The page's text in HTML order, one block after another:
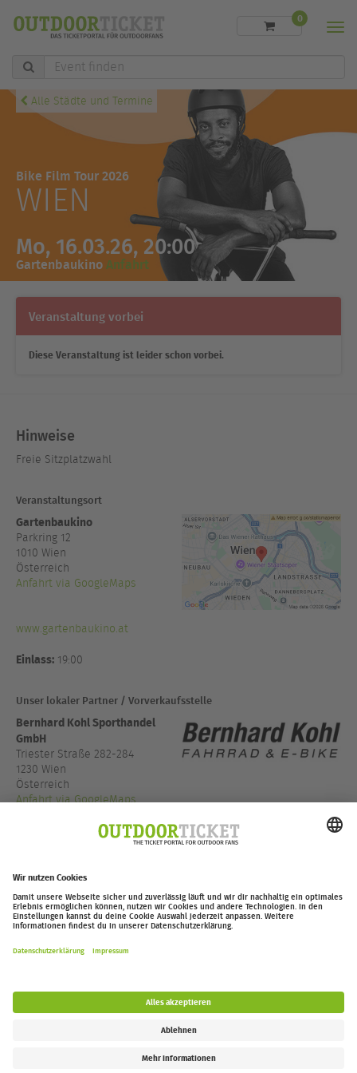
Event
finden
0
Alle Städte und Termine
Bike Film Tour 2026
WIEN
Mo, 16.03.26, 20:00
GartenbaukinoAnfahrt
Veranstaltung vorbei
Diese Veranstaltung ist leider schon vorbei.
Hinweise
Freie Sitzplatzwahl
Veranstaltungsort
Gartenbaukino
Parkring 12
1010 Wien
Österreich
Anfahrt via GoogleMaps
www.gartenbaukino.at
Einlass: 19:00
Unser lokaler Partner / Vorverkaufsstelle
Bernhard Kohl Sporthandel
GmbH
Triester Straße 282-284
1230 Wien
Österreich
Anfahrt via GoogleMaps
outdoor-ticket.net– Ein Projekt von
Barrierefreiheitserklärung
Follow us: